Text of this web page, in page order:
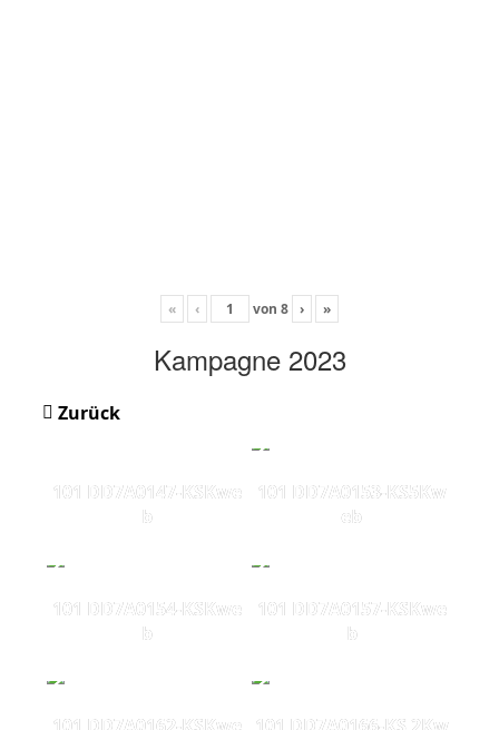
« ‹ von 8 › »
Kampagne 2023
Zurück
101 DD7A0147-KSKwe
b
101 DD7A0153-KS5Kw
eb
101 DD7A0154-KSKwe
b
101 DD7A0157-KSKwe
b